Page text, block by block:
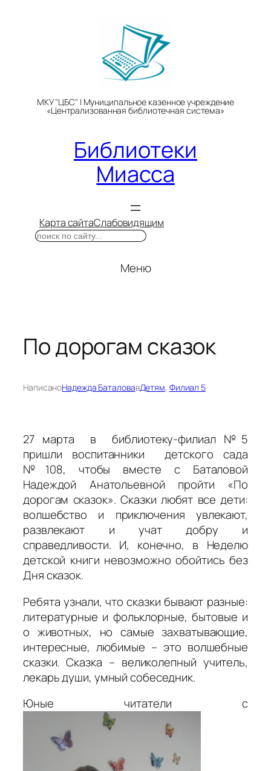
МКУ "ЦБС" | Муниципальное казенное учреждение
«Централизованная библиотечная система»
Библиотеки
Миасса
Карта сайтаСлабовидящим
Поиск
Меню
По дорогам сказок
НаписаноНадежда БаталовавДетям, Филиал 5
27 марта в библиотеку-филиал №5
пришли воспитанники детского сада
№108, чтобы вместе с Баталовой
Надеждой Анатольевной пройти «По
дорогам сказок». Сказки любят все дети:
волшебство и приключения увлекают,
развлекают и учат добру и
справедливости. И, конечно, в Неделю
детской книги невозможно обойтись без
Дня сказок.
Ребята узнали, что сказки бывают разные:
литературные и фольклорные, бытовые и
о животных, но самые захватывающие,
интересные, любимые – это волшебные
сказки. Сказка – великолепный учитель,
лекарь души, умный собеседник.
Юные читатели с